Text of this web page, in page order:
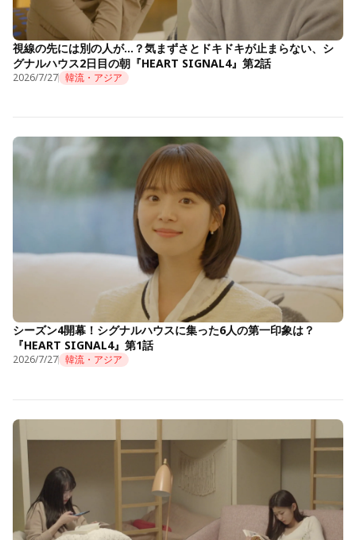
視線の先には別の人が…？気まずさとドキドキが止まらない、シ
グナルハウス2日目の朝『HEART SIGNAL4』第2話
2026/7/27 韓流・アジア
シーズン4開幕！シグナルハウスに集った6人の第一印象は？
『HEART SIGNAL4』第1話
2026/7/27 韓流・アジア